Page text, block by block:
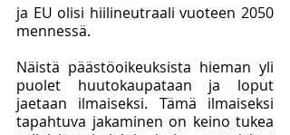
ja EU olisi hiilineutraali vuoteen 2050
mennessä.
Näistä päästöoikeuksista hieman yli
puolet huutokaupataan ja loput
jaetaan ilmaiseksi. Tämä ilmaiseksi
tapahtuva jakaminen on keino tukea